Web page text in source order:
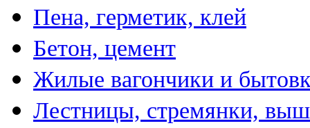
Пена, герметик, клей
Бетон, цемент
Жилые вагончики и
Лестницы, стремянки,